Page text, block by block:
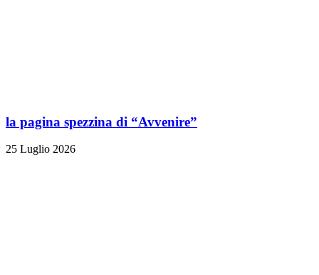
la pagina spezzina di “Avvenire”
25 Luglio 2026